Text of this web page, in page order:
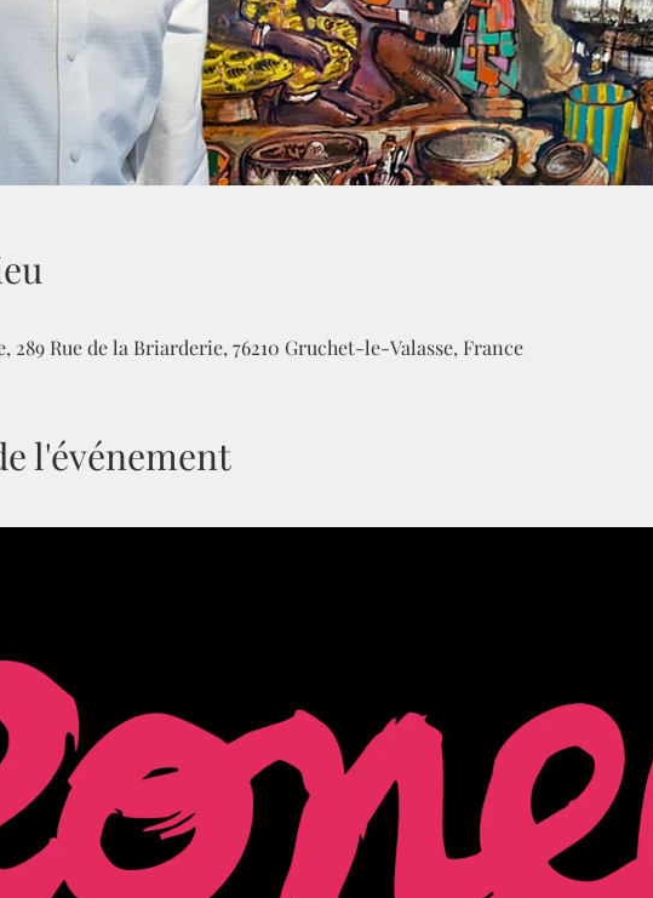
289 Rue de la Briarderie, 76210 Gruchet-le-Valasse, France
l'événement